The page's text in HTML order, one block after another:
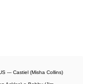
--- Castiel (Misha Collins)